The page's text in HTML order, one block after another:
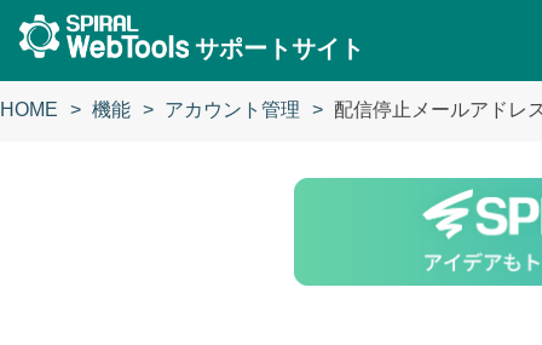
サポートサイト
HOME 機能 アカウント管理 配信停止メールアドレ